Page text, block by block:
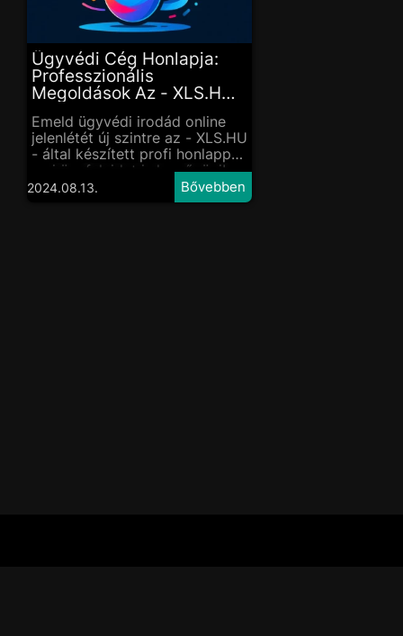
Ügyvédi Cég Honlapja:
Professzionális
Megoldások Az - XLS.HU -
Emeld ügyvédi irodád online
jelenlétét új szintre az - XLS.HU
- által készített profi honlappal,
ami ügyfeleidet is lenyűgözi!
2024.08.13.